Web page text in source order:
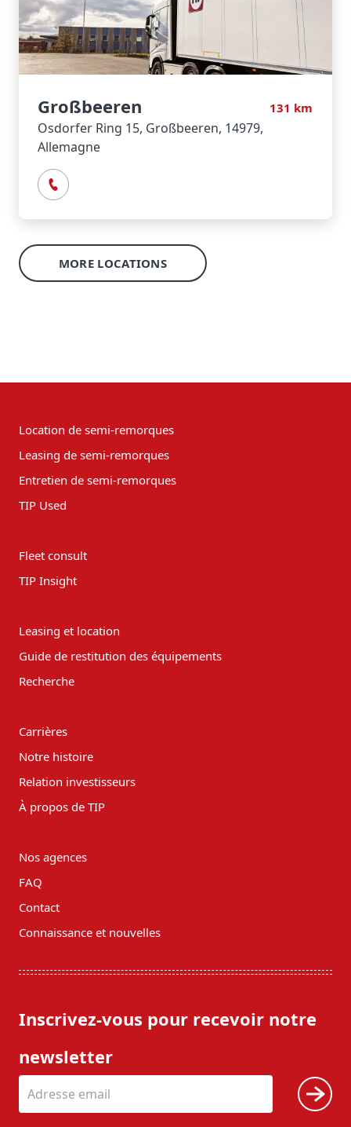
131 km
Großbeeren
Osdorfer Ring 15, Großbeeren, 14979,
Allemagne
MORE LOCATIONS
Location de semi-remorques
Leasing de semi-remorques
Entretien de semi-remorques
TIP Used
Fleet consult
TIP Insight
Leasing et location
Guide de restitution des équipements
Recherche
Carrières
Notre histoire
Relation investisseurs
À propos de TIP
Nos agences
FAQ
Contact
Connaissance et nouvelles
Inscrivez-vous pour recevoir notre
newsletter